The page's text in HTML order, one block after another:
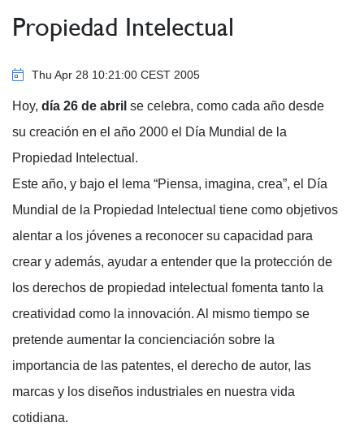
Propiedad Intelectual
Thu Apr 28 10:21:00 CEST 2005
Hoy, día 26 de abril se celebra, como cada año desde
su creación en el año 2000 el Día Mundial de la
Propiedad Intelectual.
Este año, y bajo el lema “Piensa, imagina, crea”, el Día
Mundial de la Propiedad Intelectual tiene como objetivos
alentar a los jóvenes a reconocer su capacidad para
crear y además, ayudar a entender que la protección de
los derechos de propiedad intelectual fomenta tanto la
creatividad como la innovación. Al mismo tiempo se
pretende aumentar la concienciación sobre la
importancia de las patentes, el derecho de autor, las
marcas y los diseños industriales en nuestra vida
cotidiana.